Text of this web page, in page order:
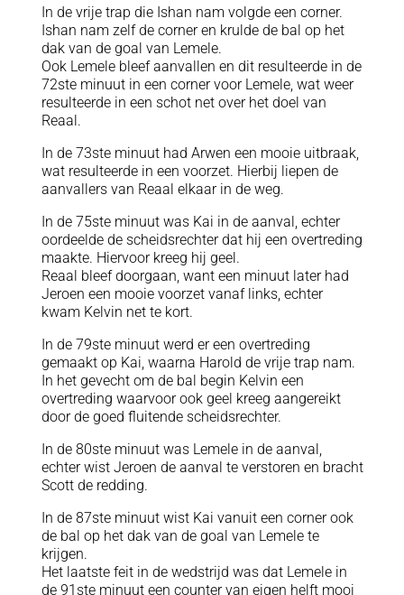
In de vrije trap die Ishan nam volgde een corner.
Ishan nam zelf de corner en krulde de bal op het
dak van de goal van Lemele.
Ook Lemele bleef aanvallen en dit resulteerde in de
72ste minuut in een corner voor Lemele, wat weer
resulteerde in een schot net over het doel van
Reaal.
In de 73ste minuut had Arwen een mooie uitbraak,
wat resulteerde in een voorzet. Hierbij liepen de
aanvallers van Reaal elkaar in de weg.
In de 75ste minuut was Kai in de aanval, echter
oordeelde de scheidsrechter dat hij een overtreding
maakte. Hiervoor kreeg hij geel.
Reaal bleef doorgaan, want een minuut later had
Jeroen een mooie voorzet vanaf links, echter
kwam Kelvin net te kort.
In de 79ste minuut werd er een overtreding
gemaakt op Kai, waarna Harold de vrije trap nam.
In het gevecht om de bal begin Kelvin een
overtreding waarvoor ook geel kreeg aangereikt
door de goed fluitende scheidsrechter.
In de 80ste minuut was Lemele in de aanval,
echter wist Jeroen de aanval te verstoren en bracht
Scott de redding.
In de 87ste minuut wist Kai vanuit een corner ook
de bal op het dak van de goal van Lemele te
krijgen.
Het laatste feit in de wedstrijd was dat Lemele in
de 91ste minuut een counter van eigen helft mooi